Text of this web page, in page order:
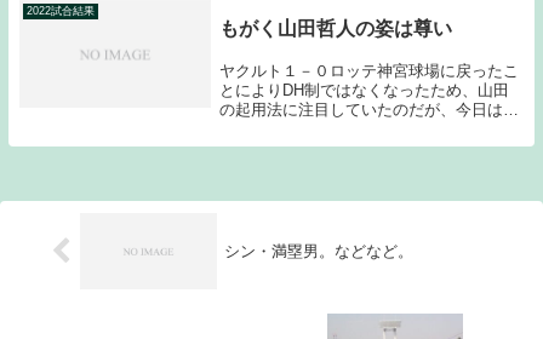
2022試合結果
もがく山田哲人の姿は尊い
ヤクルト１－０ロッテ神宮球場に戻ったこ
とによりDH制ではなくなったため、山田
の起用法に注目していたのだが、今日は3
子でないことは明らかなのだが、第1打席
シン・満塁男。などなど。